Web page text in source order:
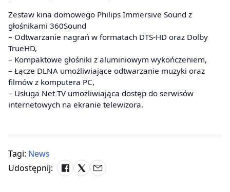
Zestaw kina domowego Philips Immersive Sound z
głośnikami 360Sound
– Odtwarzanie nagrań w formatach DTS-HD oraz Dolby
TrueHD,
– Kompaktowe głośniki z aluminiowym wykończeniem,
– Łącze DLNA umożliwiające odtwarzanie muzyki oraz
filmów z komputera PC,
– Usługa Net TV umożliwiająca dostęp do serwisów
internetowych na ekranie telewizora.
Tagi: News
Udostępnij: